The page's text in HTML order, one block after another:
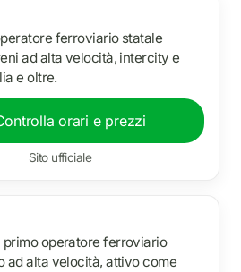
ferroviario statale
ad alta velocità, intercity e
e oltre.
orari e prezzi
Sito ufficiale
primo operatore ferroviario
ad alta velocità, attivo come